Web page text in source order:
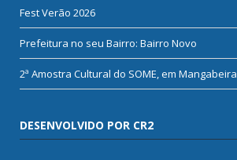
Fest Verão 2026
Prefeitura no seu Bairro: Bairro Novo
2ª Amostra Cultural do SOME, em Mangabeira
DESENVOLVIDO POR CR2